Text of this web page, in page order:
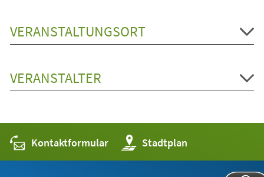
VERANSTALTUNGSORT
VERANSTALTER
Kontaktformular Stadtplan
(Öffnet
in
einem